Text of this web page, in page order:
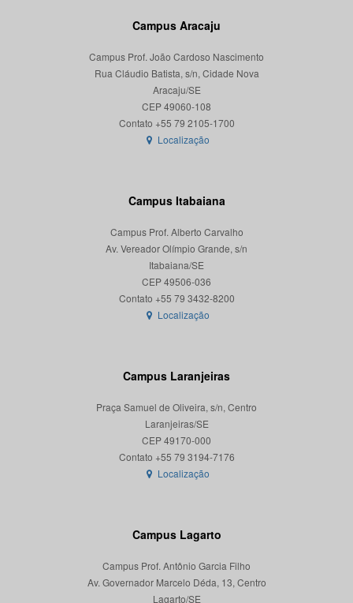
Campus Aracaju
Campus Prof. João Cardoso Nascimento
Rua Cláudio Batista, s/n, Cidade Nova
Aracaju/SE
CEP 49060-108
Localização
Campus Itabaiana
Campus Prof. Alberto Carvalho
Av. Vereador Olímpio Grande, s/n
Itabaiana/SE
CEP 49506-036
Localização
Campus Laranjeiras
Praça Samuel de Oliveira, s/n, Centro
Laranjeiras/SE
CEP 49170-000
Localização
Campus Lagarto
Campus Prof. Antônio Garcia Filho
Av. Governador Marcelo Déda, 13, Centro
Lagarto/SE